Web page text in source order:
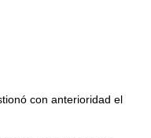
con anterioridad el